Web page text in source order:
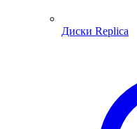
Диски Replica